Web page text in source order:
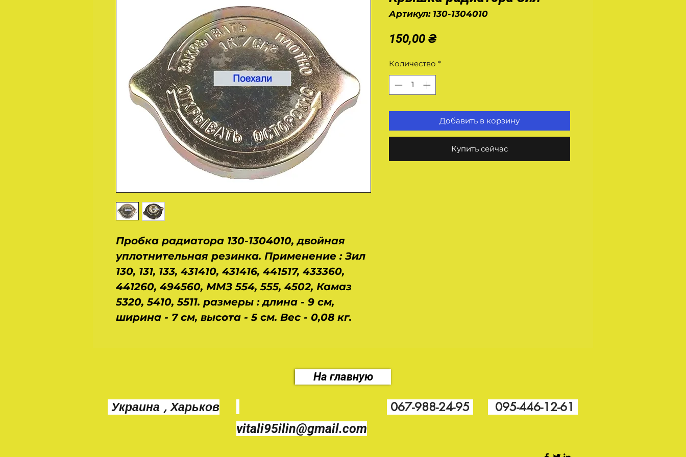
Пробка радиатора 130-1304010, двойная
уплотнительная резинка. Применение : Зил
130, 131, 133, 431410, 431416, 441517, 433360,
441260, 494560, ММЗ 554, 555, 4502, Камаз
5320, 5410, 5511. размеры : длина - 9 см,
ширина - 7 см, высота - 5 см. Вес - 0,08 кг.
Артикул: 130-1304010
150,00 ₴Цена
Количество *
Добавить в корзину
Купить сейчас
На главную
Украина , Харьков
vitali95ilin@gmail.com
067-988-24-95 095-446-12-61